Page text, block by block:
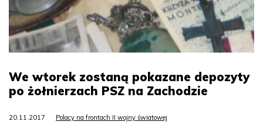
We wtorek zostaną pokazane depozyty
po żołnierzach PSZ na Zachodzie
20.11.2017 Polacy na frontach II wojny światowej